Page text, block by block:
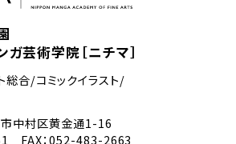
芸術学院［ニチマ］
総合/コミックイラスト/
中村区黄金通1-16
FAX：052-483-2663